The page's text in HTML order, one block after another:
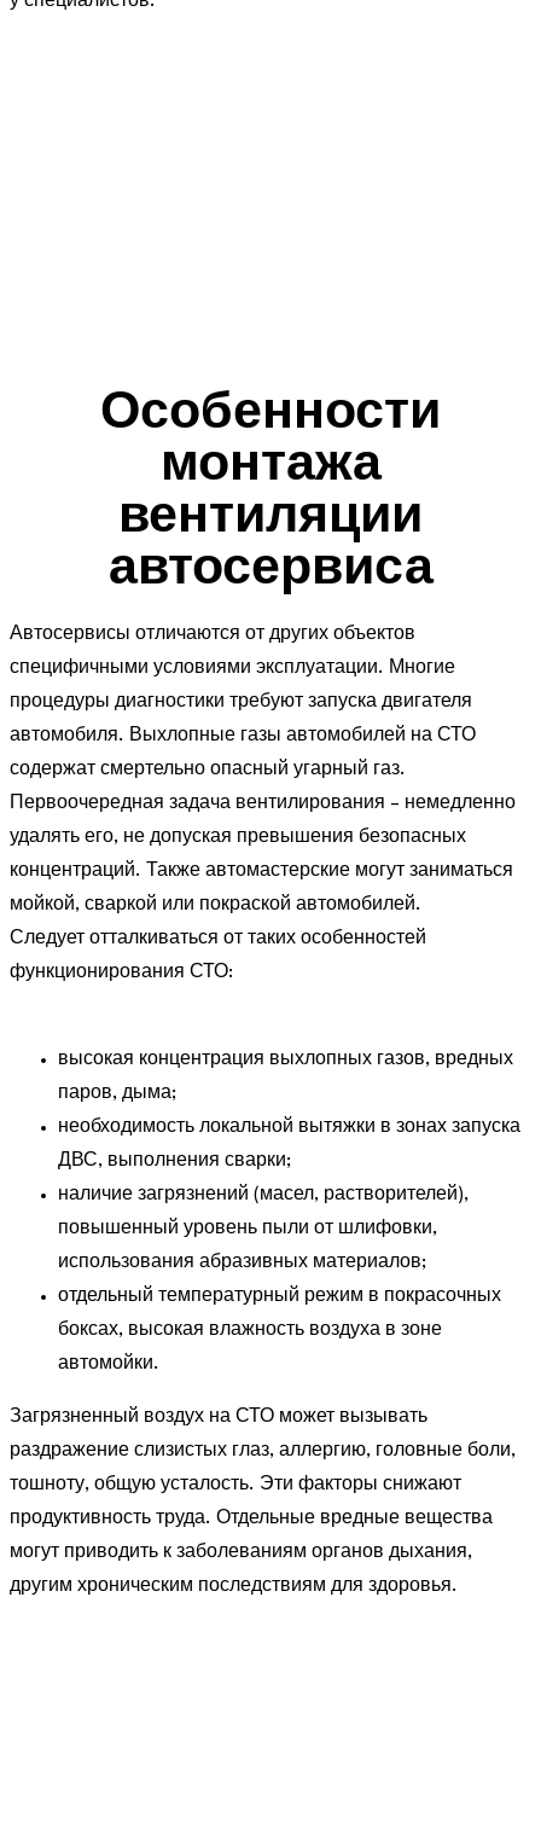
Особенности
монтажа
вентиляции
автосервиса
Автосервисы отличаются от других объектов
специфичными условиями эксплуатации. Многие
процедуры диагностики требуют запуска двигателя
автомобиля. Выхлопные газы автомобилей на СТО
содержат смертельно опасный угарный газ.
Первоочередная задача вентилирования – немедленно
удалять его, не допуская превышения безопасных
концентраций. Также автомастерские могут заниматься
мойкой, сваркой или покраской автомобилей.
Следует отталкиваться от таких особенностей
функционирования СТО:
высокая концентрация выхлопных газов, вредных
паров, дыма;
необходимость локальной вытяжки в зонах запуска
ДВС, выполнения сварки;
наличие загрязнений (масел, растворителей),
повышенный уровень пыли от шлифовки,
использования абразивных материалов;
отдельный температурный режим в покрасочных
боксах, высокая влажность воздуха в зоне
автомойки.
Загрязненный воздух на СТО может вызывать
раздражение слизистых глаз, аллергию, головные боли,
тошноту, общую усталость. Эти факторы снижают
продуктивность труда. Отдельные вредные вещества
могут приводить к заболеваниям органов дыхания,
другим хроническим последствиям для здоровья.